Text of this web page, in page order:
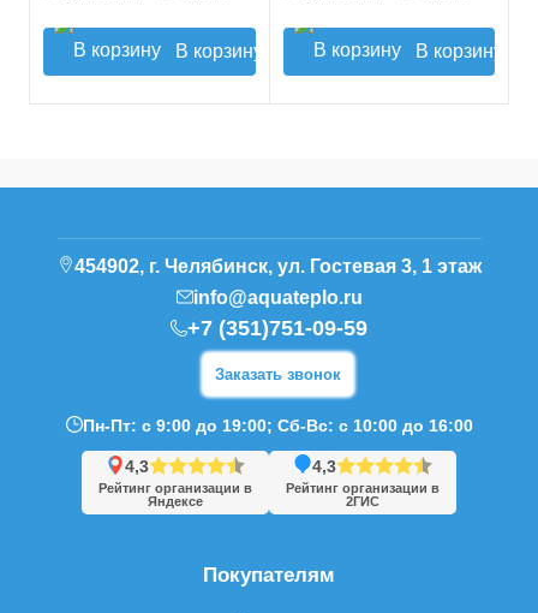
В корзину В корзину
Покупателям
454902, г. Челябинск, ул. Гостевая 3, 1 этаж
info@aquateplo.ru
+7 (351)751-09-59
Заказать звонок
Пн-Пт: с 9:00 до 19:00; Сб-Вс: с 10:00 до 16:00
4,3
Рейтинг организации в
Яндексе
4,3
Рейтинг организации в
2ГИС